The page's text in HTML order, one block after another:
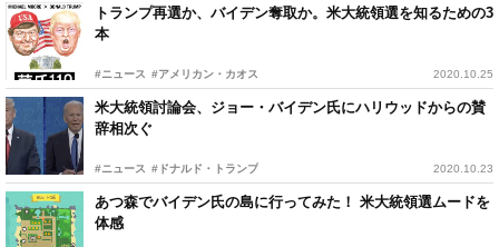
トランプ再選か、バイデン奪取か。米大統領選を知るための3
本
#ニュース #アメリカン・カオス 2020.10.25
米大統領討論会、ジョー・バイデン氏にハリウッドからの賛
辞相次ぐ
#ニュース #ドナルド・トランプ 2020.10.23
あつ森でバイデン氏の島に行ってみた！ 米大統領選ムードを
体感